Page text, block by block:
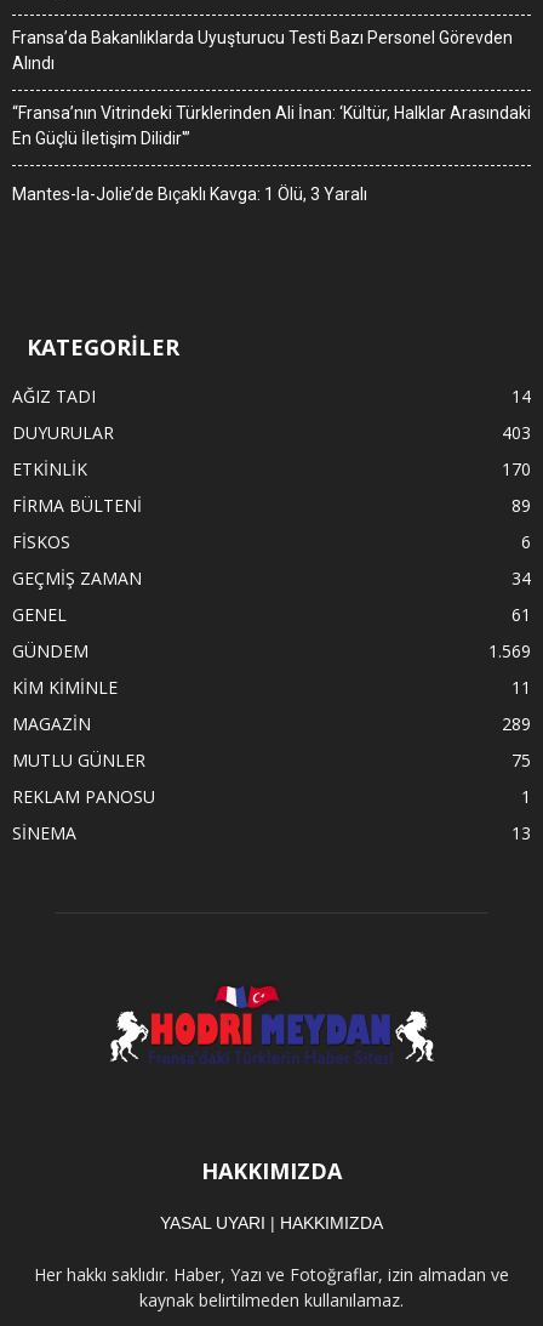
Fransa’da Bakanlıklarda Uyuşturucu Testi Bazı Personel Görevden
Alındı
“Fransa’nın Vitrindeki Türklerinden Ali İnan: ‘Kültür, Halklar Arasındaki
En Güçlü İletişim Dilidir'”
Mantes-la-Jolie’de Bıçaklı Kavga: 1 Ölü, 3 Yaralı
KATEGORİLER
AĞIZ TADI
14
DUYURULAR
403
ETKİNLİK
170
FİRMA BÜLTENİ
89
FİSKOS
6
GEÇMİŞ ZAMAN
34
GENEL
61
GÜNDEM
1.569
KİM KİMİNLE
11
MAGAZİN
289
MUTLU GÜNLER
75
REKLAM PANOSU
1
SİNEMA
13
HAKKIMIZDA
YASAL UYARI | HAKKIMIZDA
Her hakkı saklıdır. Haber, Yazı ve Fotoğraflar, izin almadan ve
kaynak belirtilmeden kullanılamaz.